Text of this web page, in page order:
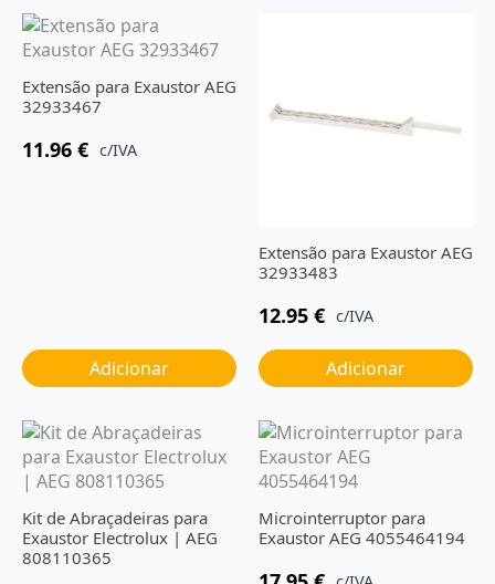
Extensão para Exaustor AEG
32933467
11.96 € c/IVA
Adicionar
Extensão para Exaustor AEG
32933483
12.95 € c/IVA
Adicionar
Kit de Abraçadeiras para
Exaustor Electrolux | AEG
808110365
Microinterruptor para
Exaustor AEG 4055464194